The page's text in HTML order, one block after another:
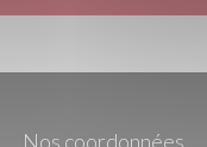
Nos coordonnées